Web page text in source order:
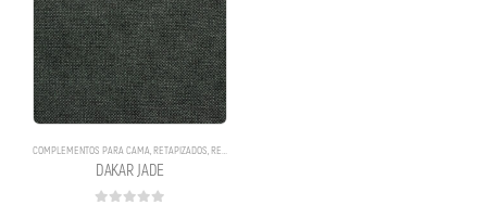
COMPLEMENTOS PARA CAMA,RETAPIZADOS,RETAPIZADOS
DAKAR JADE